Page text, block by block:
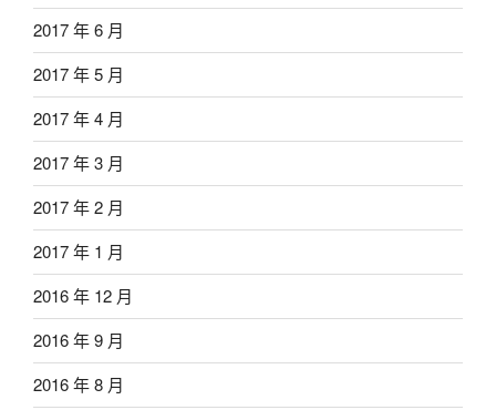
2017 年 6 月
2017 年 5 月
2017 年 4 月
2017 年 3 月
2017 年 2 月
2017 年 1 月
2016 年 12 月
2016 年 9 月
2016 年 8 月